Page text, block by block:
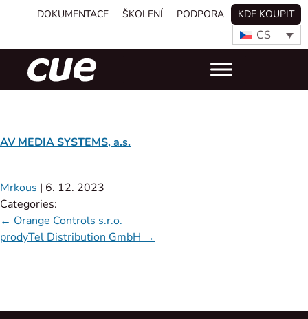
DOKUMENTACE ŠKOLENÍ PODPORA KDE KOUPIT
CS
AV MEDIA SYSTEMS, a.s.
Mrkous | 6. 12. 2023
Categories:
← Orange Controls s.r.o.
prodyTel Distribution GmbH →